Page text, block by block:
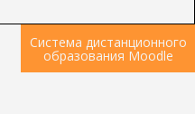
Система дистанционного
образования Moodle